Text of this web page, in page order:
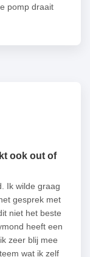
pomp draait
ook out of
Ik wilde graag
gesprek met
niet het beste
heeft een
zeer blij mee
wat ik zelf